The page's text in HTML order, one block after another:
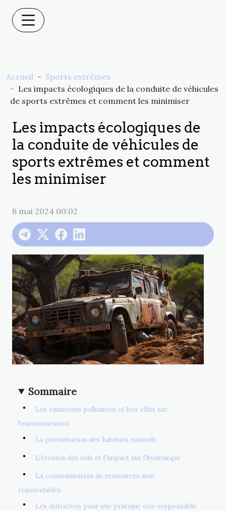
Accueil
Sports extrêmes
Les impacts écologiques de la conduite de véhicules
de sports extrêmes et comment les minimiser
Les impacts écologiques de
la conduite de véhicules de
sports extrêmes et comment
les minimiser
8 mai 2024 00:02
Sommaire
Les émissions polluantes et leur effet sur
l'environnement
La perturbation des habitats naturels
L'érosion des sols et l'impact sur l'hydrologie
La consommation de ressources non
renouvelables
Les initiatives pour une pratique éco-responsable